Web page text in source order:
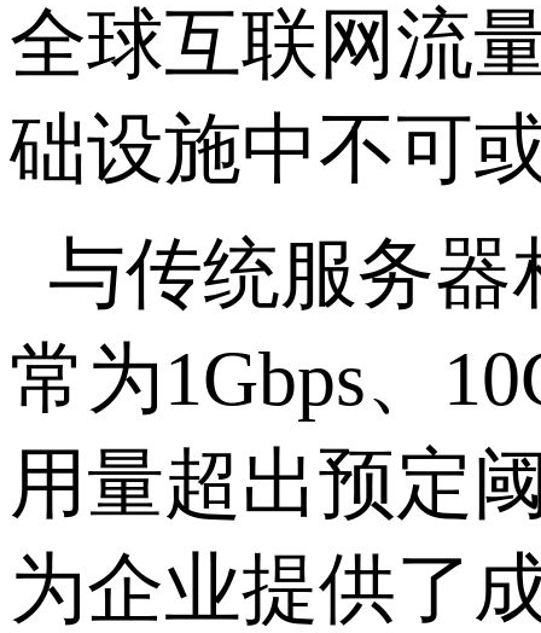
全球互联网流
础设施中不可
与传统服务器
常为1Gbps、
用量超出预定
为企业提供了